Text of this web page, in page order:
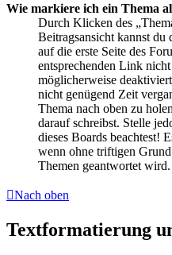
Wie markiere ich ein Thema
Durch Klicken des
Beitragsansicht kannst du
auf die erste Seite des
entsprechenden Link
möglicherweise
nicht genügend Zeit
Thema nach oben zu
darauf schreibst. Stelle
dieses Boards beachtest!
wenn ohne triftigen
Themen geantwortet wird.
Nach oben
Textformatierung